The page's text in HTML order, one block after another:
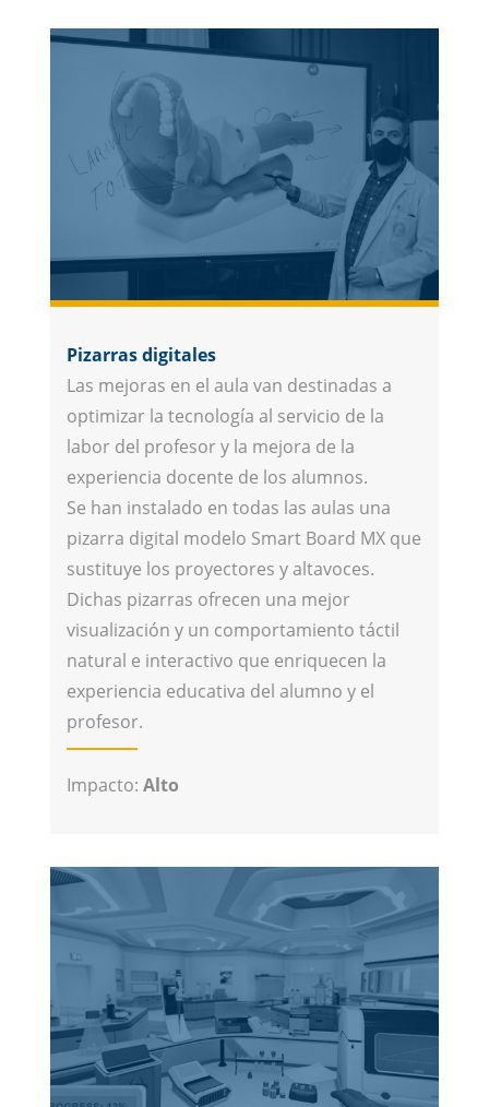
Pizarras digitales
Las mejoras en el aula van destinadas a
optimizar la tecnología al servicio de la
labor del profesor y la mejora de la
experiencia docente de los alumnos.
Se han instalado en todas las aulas una
pizarra digital modelo Smart Board MX que
sustituye los proyectores y altavoces.
Dichas pizarras ofrecen una mejor
visualización y un comportamiento táctil
natural e interactivo que enriquecen la
experiencia educativa del alumno y el
profesor.
Impacto: Alto